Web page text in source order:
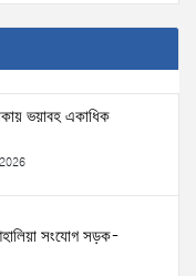
ভয়াবহ একাধিক
সংযোগ সড়ক-